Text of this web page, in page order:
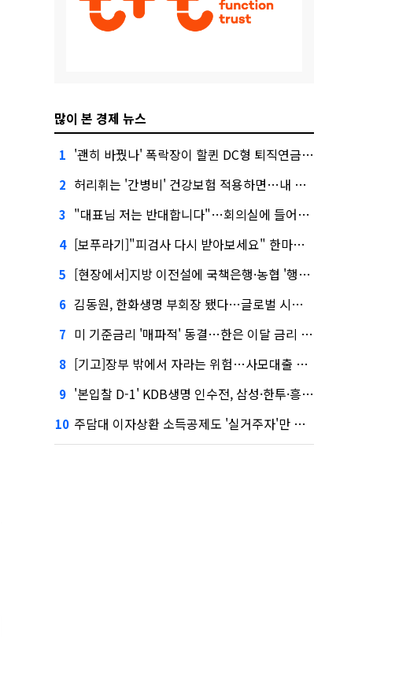
많이 본 경제 뉴스
1 '괜히 바꿨나' 폭락장이 할퀸 DC형 퇴직연금…전문가 조언은
2 허리휘는 '간병비' 건강보험 적용하면…내 간병보험은?
3 "대표님 저는 반대합니다"…회의실에 들어온 신한금융 AI
4 [보푸라기]"피검사 다시 받아보세요" 한마디에 보험금 못 받을 뻔?
5 [현장에서]지방 이전설에 국책은행·농협 '행동파'…금감원 '신중모드'
6 김동원, 한화생명 부회장 됐다…글로벌 시너지 기대감
7 미 기준금리 '매파적' 동결…한은 이달 금리 향방은?
8 [기고]장부 밖에서 자라는 위험…사모대출 시장과 AI
9 '본입찰 D-1' KDB생명 인수전, 삼성·한투·흥국 셈법은?
10 주담대 이자상환 소득공제도 '실거주자'만 가능